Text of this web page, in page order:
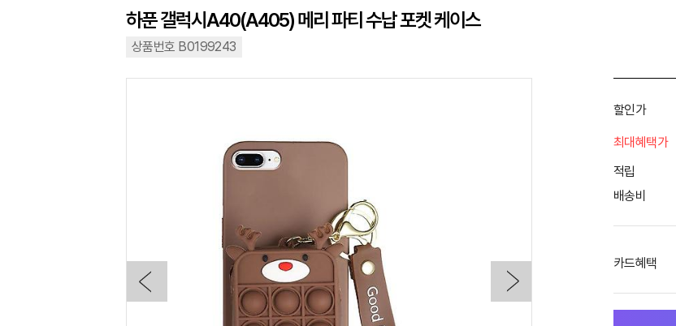
하푼 갤럭시A40(A405) 메리 파티 수납 포켓 케이스
상품번호 B0199243
할인가
최대혜택가
적립
배송비
카드혜택